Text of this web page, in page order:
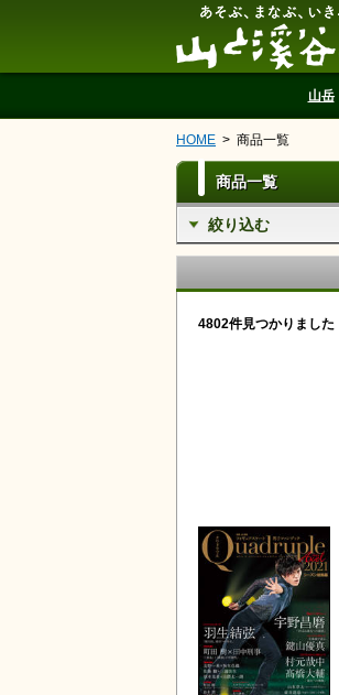
山岳
HOME 商品一覧
商品一覧
絞り込む
4802件見つかりました